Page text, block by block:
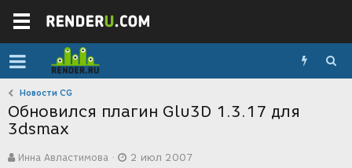
Новости CG
Обновился плагин Glu3D 1.3.17 для
3dsmax
в
Инна Авластимова
а
2 июл 2007